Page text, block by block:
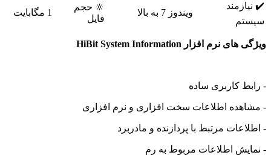
✔️ نیازمند
سیستم
ویندوز 7 به بالا
🔆 حجم
فایل
1 مگابایت
ویژگی های نرم افزار HiBit System Information
- رابط کاربری ساده
- مشاهده اطلاعات سخت افزاری و نرم افزاری
- اطلاعات مرتبط با پردازنده و مادربرد
- نمایش اطلاعات مربوط به رم